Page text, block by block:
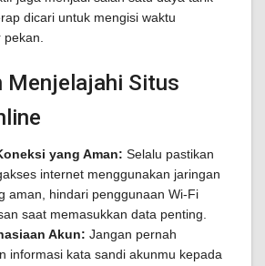
dicari untuk mengisi waktu
Menjelajahi Situs
yang Aman: Selalu pastikan
internet menggunakan jaringan
aman, hindari penggunaan Wi-Fi
saat memasukkan data penting.
Akun: Jangan pernah
informasi kata sandi akunmu kepada